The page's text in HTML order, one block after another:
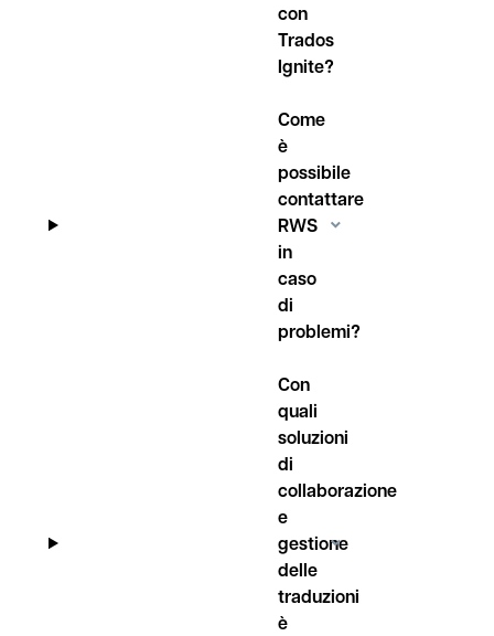
con
Trados
Ignite?
Come
è
possibile
contattare
RWS
in
caso
di
problemi?
Con
quali
soluzioni
di
collaborazione
e
gestione
delle
traduzioni
è